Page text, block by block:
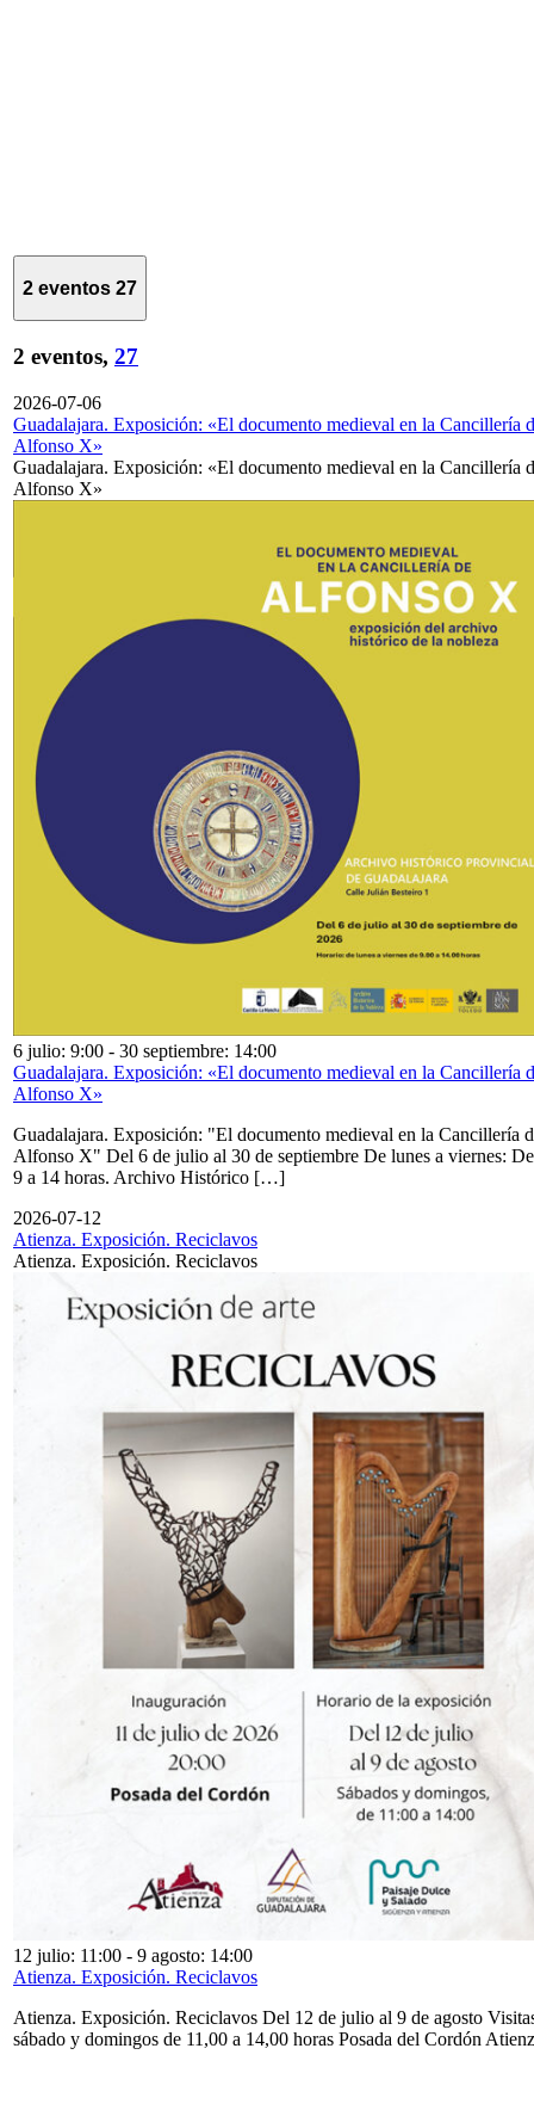
2 eventos 27
2 eventos, 27
2026-07-06
Guadalajara. Exposición: «El documento medieval en la Cancillería
Alfonso X»
Guadalajara. Exposición: «El documento medieval en la Cancillería
Alfonso X»
6 julio: 9:00 - 30 septiembre: 14:00
Guadalajara. Exposición: «El documento medieval en la Cancillería
Alfonso X»
Guadalajara. Exposición: "El documento medieval en la Cancillería
Alfonso X" Del 6 de julio al 30 de septiembre De lunes a viernes: De
9 a 14 horas. Archivo Histórico […]
2026-07-12
Atienza. Exposición. Reciclavos
Atienza. Exposición. Reciclavos
12 julio: 11:00 - 9 agosto: 14:00
Atienza. Exposición. Reciclavos
Atienza. Exposición. Reciclavos Del 12 de julio al 9 de agosto
sábado y domingos de 11,00 a 14,00 horas Posada del Cordón